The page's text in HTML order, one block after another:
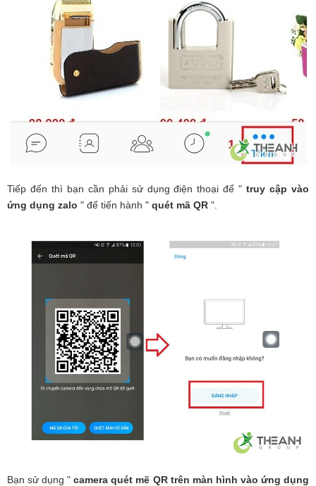
Tiếp đến thì bạn cần phải sử dụng điện thoại để " truy cập vào
ứng dụng zalo " để tiến hành " quét mã QR ".
Bạn sử dụng "camera quét mẽ QR trên màn hình vào ứng dụng